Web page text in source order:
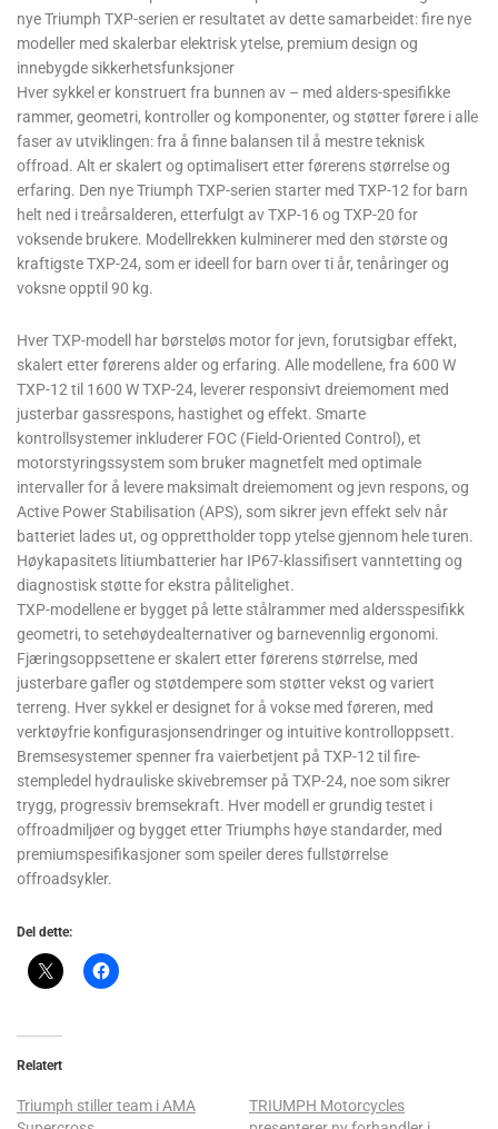
nye Triumph TXP-serien er resultatet av dette samarbeidet: fire nye
modeller med skalerbar elektrisk ytelse, premium design og
innebygde sikkerhetsfunksjoner
Hver sykkel er konstruert fra bunnen av – med alders-spesifikke
rammer, geometri, kontroller og komponenter, og støtter førere i alle
faser av utviklingen: fra å finne balansen til å mestre teknisk
offroad. Alt er skalert og optimalisert etter førerens størrelse og
erfaring. Den nye Triumph TXP-serien starter med TXP-12 for barn
helt ned i treårsalderen, etterfulgt av TXP-16 og TXP-20 for
voksende brukere. Modellrekken kulminerer med den største og
kraftigste TXP-24, som er ideell for barn over ti år, tenåringer og
voksne opptil 90 kg.
Hver TXP-modell har børsteløs motor for jevn, forutsigbar effekt,
skalert etter førerens alder og erfaring. Alle modellene, fra 600 W
TXP-12 til 1600 W TXP-24, leverer responsivt dreiemoment med
justerbar gassrespons, hastighet og effekt. Smarte
kontrollsystemer inkluderer FOC (Field-Oriented Control), et
motorstyringssystem som bruker magnetfelt med optimale
intervaller for å levere maksimalt dreiemoment og jevn respons, og
Active Power Stabilisation (APS), som sikrer jevn effekt selv når
batteriet lades ut, og opprettholder topp ytelse gjennom hele turen.
Høykapasitets litiumbatterier har IP67-klassifisert vanntetting og
diagnostisk støtte for ekstra pålitelighet.
TXP-modellene er bygget på lette stålrammer med aldersspesifikk
geometri, to setehøydealternativer og barnevennlig ergonomi.
Fjæringsoppsettene er skalert etter førerens størrelse, med
justerbare gafler og støtdempere som støtter vekst og variert
terreng. Hver sykkel er designet for å vokse med føreren, med
verktøyfrie konfigurasjonsendringer og intuitive kontrolloppsett.
Bremsesystemer spenner fra vaierbetjent på TXP-12 til fire-
stempledel hydrauliske skivebremser på TXP-24, noe som sikrer
trygg, progressiv bremsekraft. Hver modell er grundig testet i
offroadmiljøer og bygget etter Triumphs høye standarder, med
premiumspesifikasjoner som speiler deres fullstørrelse
offroadsykler.
Del dette:
Relatert
Triumph stiller team i AMA
TRIUMPH Motorcycles